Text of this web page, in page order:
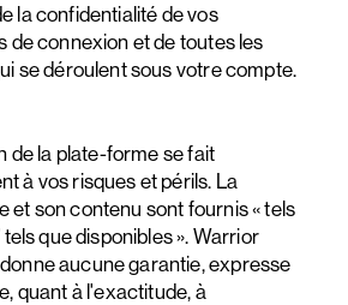
la confidentialité de vos
de connexion et de toutes les
se déroulent sous votre compte.
de la plate-forme se fait
à vos risques et périls. La
et son contenu sont fournis « tels
tels que disponibles ». Warrior
aucune garantie, expresse
quant à l'exactitude, à